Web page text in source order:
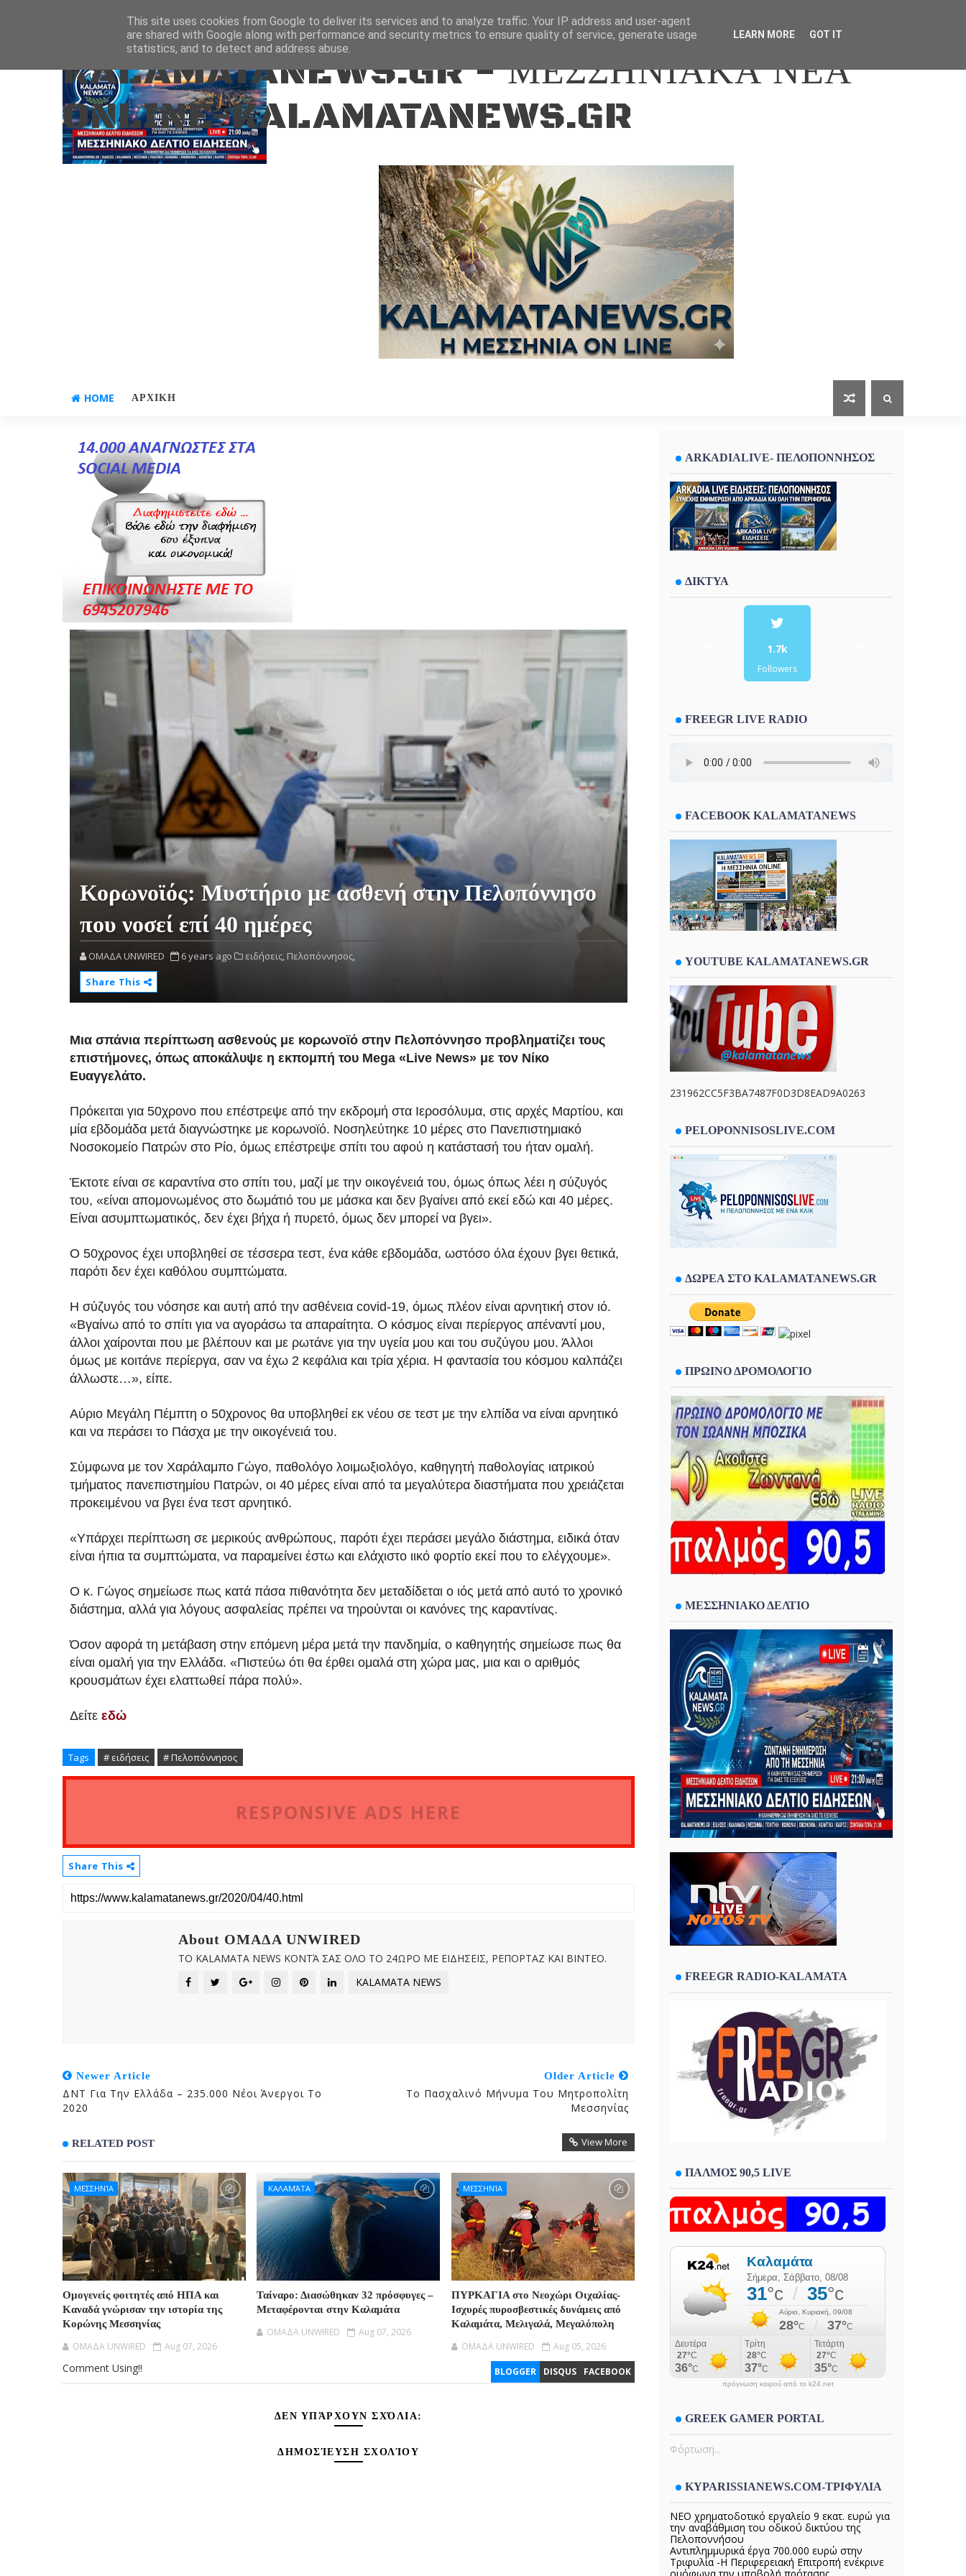
Aug 8, 2026
KALAMATANEWS.GR - ΜΕΣΣΗΝΙΑΚΑ ΝΕΑ
ONLINE-KALAMATANEWS.GR
HOME ΑΡΧΙΚΗ
Κορωνοϊός: Μυστήριο με ασθενή στην Πελοπόννησο
που νοσεί επί 40 ημέρες
OMAΔΑ UNWIRED 6 years ago ειδήσεις, Πελοπόννησος,
Share This
Μια σπάνια περίπτωση ασθενούς με κορωνοϊό στην Πελοπόννησο προβληματίζει τους
επιστήμονες, όπως αποκάλυψε η εκπομπή του Mega «Live News» με τον Νίκο
Ευαγγελάτο.
Πρόκειται για 50χρονο που επέστρεψε από την εκδρομή στα Ιεροσόλυμα, στις αρχές Μαρτίου, και
μία εβδομάδα μετά διαγνώστηκε με κορωνοϊό. Νοσηλεύτηκε 10 μέρες στο Πανεπιστημιακό
Νοσοκομείο Πατρών στο Ρίο, όμως επέστρεψε σπίτι του αφού η κατάστασή του ήταν ομαλή.
Έκτοτε είναι σε καραντίνα στο σπίτι του, μαζί με την οικογένειά του, όμως όπως λέει η σύζυγός
του, «είναι απομονωμένος στο δωμάτιό του με μάσκα και δεν βγαίνει από εκεί εδώ και 40 μέρες.
Είναι ασυμπτωματικός, δεν έχει βήχα ή πυρετό, όμως δεν μπορεί να βγει».
Ο 50χρονος έχει υποβληθεί σε τέσσερα τεστ, ένα κάθε εβδομάδα, ωστόσο όλα έχουν βγει θετικά,
παρότι δεν έχει καθόλου συμπτώματα.
Η σύζυγός του νόσησε και αυτή από την ασθένεια covid-19, όμως πλέον είναι αρνητική στον ιό.
«Βγαίνω από το σπίτι για να αγοράσω τα απαραίτητα. Ο κόσμος είναι περίεργος απέναντί μου,
άλλοι χαίρονται που με βλέπουν και με ρωτάνε για την υγεία μου και του συζύγου μου. Άλλοι
όμως με κοιτάνε περίεργα, σαν να έχω 2 κεφάλια και τρία χέρια. Η φαντασία του κόσμου καλπάζει
άλλωστε…», είπε.
Αύριο Μεγάλη Πέμπτη ο 50χρονος θα υποβληθεί εκ νέου σε τεστ με την ελπίδα να είναι αρνητικό
και να περάσει το Πάσχα με την οικογένειά του.
Σύμφωνα με τον Χαράλαμπο Γώγο, παθολόγο λοιμωξιολόγο, καθηγητή παθολογίας ιατρικού
τμήματος πανεπιστημίου Πατρών, οι 40 μέρες είναι από τα μεγαλύτερα διαστήματα που χρειάζεται
προκειμένου να βγει ένα τεστ αρνητικό.
«Υπάρχει περίπτωση σε μερικούς ανθρώπους, παρότι έχει περάσει μεγάλο διάστημα, ειδικά όταν
είναι ήπια τα συμπτώματα, να παραμείνει έστω και ελάχιστο ιικό φορτίο εκεί που το ελέγχουμε».
Ο κ. Γώγος σημείωσε πως κατά πάσα πιθανότητα δεν μεταδίδεται ο ιός μετά από αυτό το χρονικό
διάστημα, αλλά για λόγους ασφαλείας πρέπει να τηρούνται οι κανόνες της καραντίνας.
Όσον αφορά τη μετάβαση στην επόμενη μέρα μετά την πανδημία, ο καθηγητής σημείωσε πως θα
είναι ομαλή για την Ελλάδα. «Πιστεύω ότι θα έρθει ομαλά στη χώρα μας, μια και ο αριθμός
κρουσμάτων έχει ελαττωθεί πάρα πολύ».
Δείτε εδώ
Tags # ειδήσεις # Πελοπόννησος
RESPONSIVE ADS HERE
Share This
About OMAΔΑ UNWIRED
ΤΟ KALAMATA NEWS ΚΟΝΤΆ ΣΑΣ ΟΛΟ ΤΟ 24ΩΡΟ ΜΕ ΕΙΔΗΣΕΙΣ, ΡΕΠΟΡΤΑΖ ΚΑΙ ΒΙΝΤΕΟ.
KALAMATA NEWS
Newer Article
ΔΝΤ Για Την Ελλάδα – 235.000 Νέοι Άνεργοι Το
2020
Older Article
Το Πασχαλινό Μήνυμα Του Μητροπολίτη
Μεσσηνίας
RELATED POST View More
ΜΕΣΣΗΝΊΑ
Ομογενείς φοιτητές από ΗΠΑ και
Καναδά γνώρισαν την ιστορία της
Κορώνης Μεσσηνίας
OMAΔΑ UNWIRED Aug 07, 2026
ΚΑΛΑΜΆΤΑ
Ταίναρο: Διασώθηκαν 32 πρόσφυγες –
Μεταφέρονται στην Καλαμάτα
OMAΔΑ UNWIRED Aug 07, 2026
ΜΕΣΣΗΝΊΑ
ΠΥΡΚΑΓΙΑ στο Νεοχώρι Οιχαλίας-
Ισχυρές πυροσβεστικές δυνάμεις από
Καλαμάτα, Μελιγαλά, Μεγαλόπολη
OMAΔΑ UNWIRED Aug 05, 2026
BLOGGER DISQUS FACEBOOK
Comment Using!!
ΔΕΝ ΥΠΆΡΧΟΥΝ ΣΧΌΛΙΑ:
ΔΗΜΟΣΊΕΥΣΗ ΣΧΟΛΊΟΥ
ARKADIALIVE- ΠΕΛΟΠΟΝΝΗΣΟΣ
ΔΙΚΤΥΑ
1.7k
Followers
FREEGR LIVE RADIO
FACEBOOK KALAMATANEWS
YOUTUBE KALAMATANEWS.GR
231962CC5F3BA7487F0D3D8EAD9A0263
PELOPONNISOSLIVE.COM
ΔΩΡΕΑ ΣΤΟ KALAMATANEWS.GR
ΠΡΩΙΝΟ ΔΡΟΜΟΛΟΓΙΟ
ΜΕΣΣΗΝΙΑΚΟ ΔΕΛΤΙΟ
FREEGR RADIO-KALAMATA
ΠΑΛΜΟΣ 90,5 LIVE
πρόγνωση καιρού από το k24.net
GREEK GAMER PORTAL
Φόρτωση...
KYPARISSIANEWS.COM-ΤΡΙΦΥΛΙΑ
ΝΕΟ χρηματοδοτικό εργαλείο 9 εκατ. ευρώ για
την αναβάθμιση του οδικού δικτύου της
Πελοποννήσου
Αντιπλημμυρικά έργα 700.000 ευρώ στην
Τριφυλία -Η Περιφερειακή Επιτροπή ενέκρινε
This site uses cookies from Google to deliver its services and to analyze traffic. Your IP address and user-agent
are shared with Google along with performance and security metrics to ensure quality of service, generate usage
statistics, and to detect and address abuse.
LEARN MORE GOT IT